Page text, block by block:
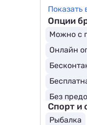
Открытый
Бассейн
Детский
Показать
Опции
Можно с
Онлайн
Без
Спорт и
Рыбалка